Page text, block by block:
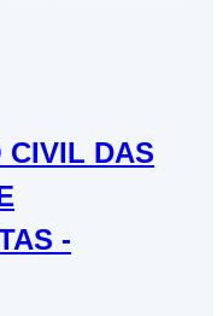
CIVIL DAS
-